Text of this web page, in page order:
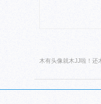
木有头像就木JJ啦！还